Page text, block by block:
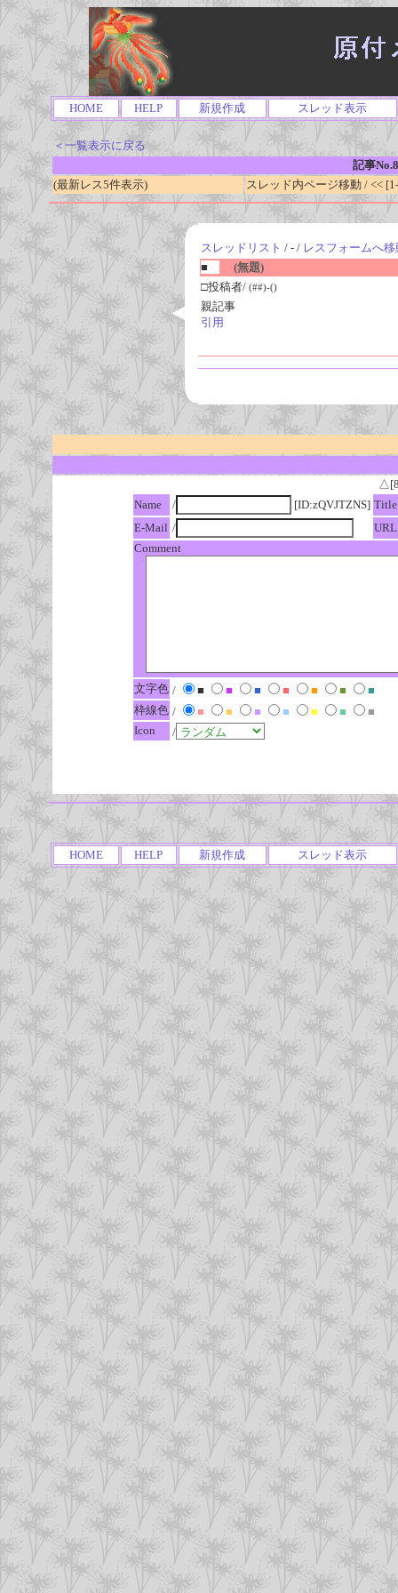
HOME HELP 新規作成 スレッド表示
＜一覧表示に戻る
記事
(最新レス5件表示)
スレッド内ページ移動 / <<
スレッドリスト / - / レスフォームへ移
■
(無題)
□投稿者/ (##)-()
親記事
引用
Name
/ [ID:zQVJTZNS] Title
E-Mail /
URL
Comment
文字色 / ■ ■ ■ ■ ■ ■
■
枠線色 / ■ ■ ■ ■ ■ ■
■
Icon
/
HOME HELP 新規作成 スレッド表示